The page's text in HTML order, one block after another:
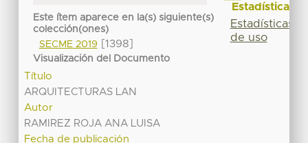
Este ítem aparece en la(s) siguiente(s)
colección(ones)
SECME 2019
[1398]
Visualización del Documento
Título
ARQUITECTURAS LAN
Autor
RAMIREZ ROJA ANA LUISA
Fecha de publicación
Estadísticas
Estadísticas
de uso